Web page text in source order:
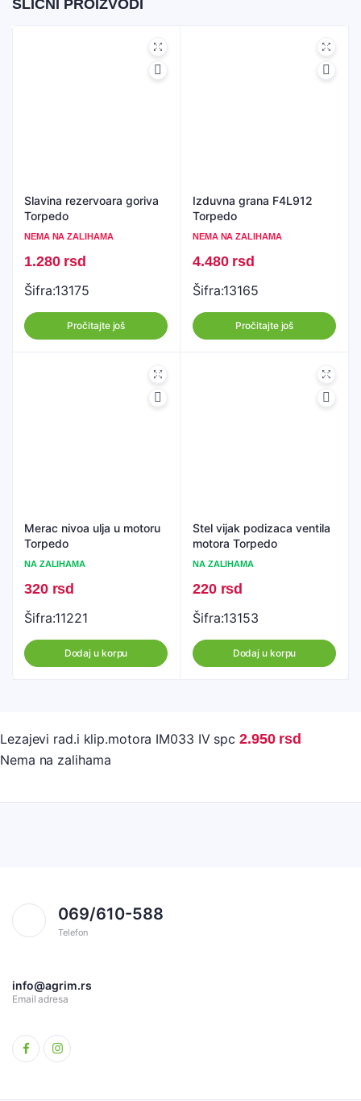
SLIČNI PROIZVODI
Slavina rezervoara goriva
Torpedo
NEMA NA ZALIHAMA
1.280 rsd
Šifra:13175
Pročitajte još
Izduvna grana F4L912
Torpedo
NEMA NA ZALIHAMA
4.480 rsd
Šifra:13165
Pročitajte još
Merac nivoa ulja u motoru
Torpedo
NA ZALIHAMA
320 rsd
Šifra:11221
Dodaj u korpu
Stel vijak podizaca ventila
motora Torpedo
NA ZALIHAMA
220 rsd
Šifra:13153
Dodaj u korpu
Lezajevi rad.i klip.motora IM033 IV spc 2.950 rsd
Nema na zalihama
069/610-588
Telefon
info@agrim.rs
Email adresa